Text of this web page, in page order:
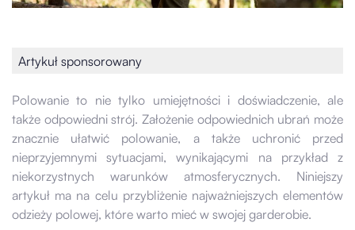
Artykuł sponsorowany
Polowanie to nie tylko umiejętności i doświadczenie, ale
także odpowiedni strój. Założenie odpowiednich ubrań może
znacznie ułatwić polowanie, a także uchronić przed
nieprzyjemnymi sytuacjami, wynikającymi na przykład z
niekorzystnych warunków atmosferycznych. Niniejszy
artykuł ma na celu przybliżenie najważniejszych elementów
odzieży polowej, które warto mieć w swojej garderobie.